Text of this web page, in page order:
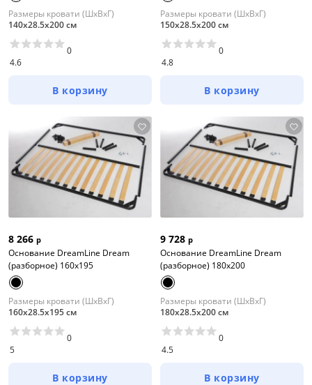
Размеры кровати (ШхВхГ)
140х28.5х200 см
4.6
0
В корзину
Размеры кровати (ШхВхГ)
150х28.5х200 см
4.8
0
В корзину
8 266 р
Основание DreamLine Dream
(разборное) 160x195
Размеры кровати (ШхВхГ)
160х28.5х195 см
5
0
В корзину
9 728 р
Основание DreamLine Dream
(разборное) 180x200
Размеры кровати (ШхВхГ)
180х28.5х200 см
4.5
0
В корзину